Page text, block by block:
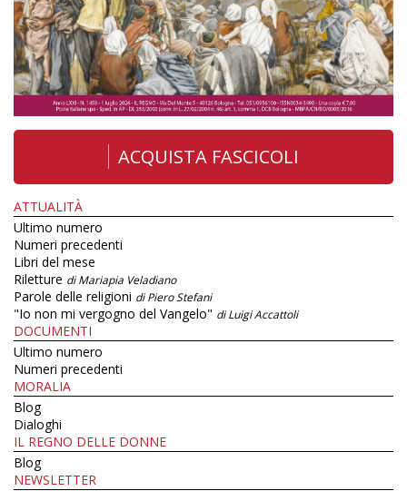
ACQUISTA FASCICOLI
ATTUALITÀ
Ultimo numero
Numeri precedenti
Libri del mese
Riletture di Mariapia Veladiano
Parole delle religioni di Piero Stefani
"Io non mi vergogno del Vangelo" di Luigi Accattoli
DOCUMENTI
Ultimo numero
Numeri precedenti
MORALIA
Blog
Dialoghi
IL REGNO DELLE DONNE
Blog
NEWSLETTER